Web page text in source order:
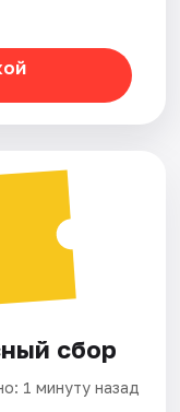
сбор
1 минуту назад